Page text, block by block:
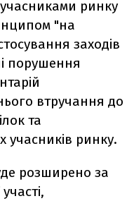
ринку
"на
заходів
порушення
втручання до
та
учасників ринку.
розширено за